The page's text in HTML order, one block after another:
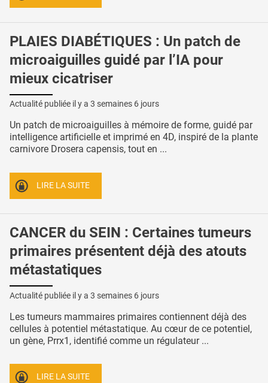
PLAIES DIABÉTIQUES : Un patch de
microaiguilles guidé par l’IA pour
mieux cicatriser
Actualité publiée il y a 3 semaines 6 jours
Un patch de microaiguilles à mémoire de forme, guidé par
intelligence artificielle et imprimé en 4D, inspiré de la plante
carnivore Drosera capensis, tout en ...
LIRE LA SUITE
CANCER du SEIN : Certaines tumeurs
primaires présentent déjà des atouts
métastatiques
Actualité publiée il y a 3 semaines 6 jours
Les tumeurs mammaires primaires contiennent déjà des
cellules à potentiel métastatique. Au cœur de ce potentiel,
un gène, Prrx1, identifié comme un régulateur ...
LIRE LA SUITE